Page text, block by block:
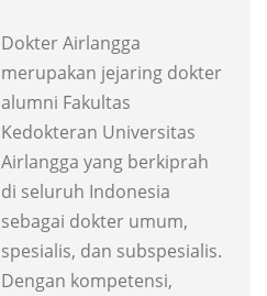
Dokter Airlangga
merupakan jejaring dokter
alumni Fakultas
Kedokteran Universitas
Airlangga yang berkiprah
di seluruh Indonesia
sebagai dokter umum,
spesialis, dan subspesialis.
Dengan kompetensi,